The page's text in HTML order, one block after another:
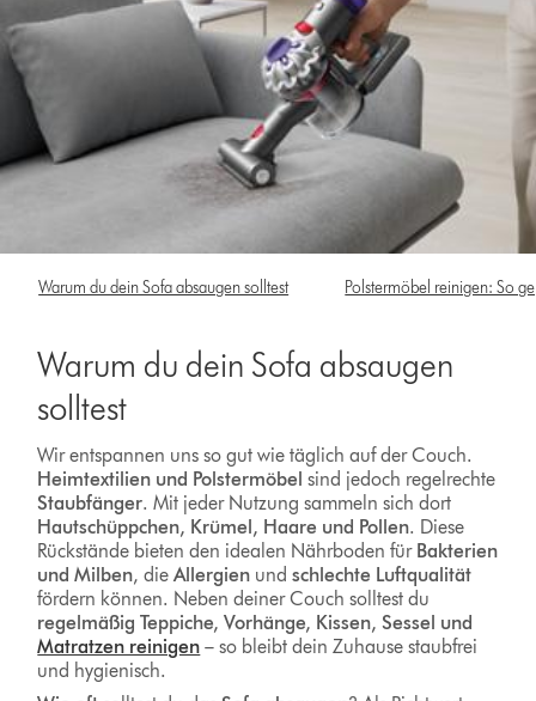
Warum du dein Sofa absaugen solltest Polstermöbel reinigen: So
Warum du dein Sofa absaugen
solltest
Wir entspannen uns so gut wie täglich auf der Couch.
Heimtextilien und Polstermöbel sind jedoch regelrechte
Staubfänger. Mit jeder Nutzung sammeln sich dort
Hautschüppchen, Krümel, Haare und Pollen. Diese
Rückstände bieten den idealen Nährboden für Bakterien
und Milben, dieAllergien undschlechte Luftqualität
fördern können. Neben deiner Couch solltest du
regelmäßig Teppiche, Vorhänge, Kissen, Sessel und
Matratzen reinigen – so bleibt dein Zuhause staubfrei
und hygienisch.